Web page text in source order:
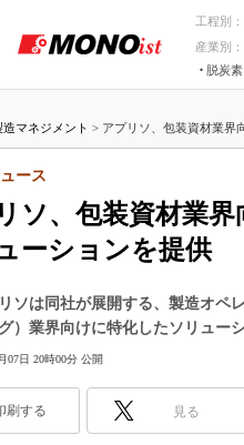
工程別：
産業別：
脱炭素
つながる工場AI×設備保全
造マネジメント > アプリソ、包装資材業界
ソ、包装資材業
ーションを提供
ース
ソは同社が展開する、製造オペ
）業界向けに特化したソリュー
07日 20時00分 公開
刷する 見る